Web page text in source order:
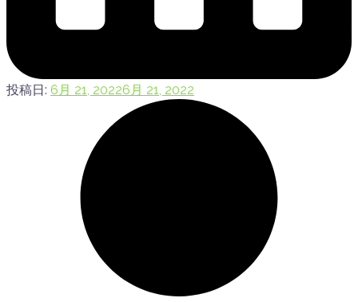
投稿日: 6月 21, 20226月 21, 2022